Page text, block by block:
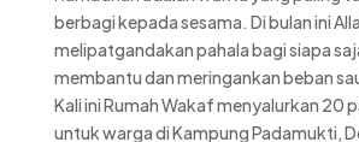
berbagi kepada sesama. Di bulan ini
melipatgandakan pahala bagi siapa
membantu dan meringankan beban
Kali ini Rumah Wakaf menyalurkan 20
untuk warga di Kampung Padamukti,